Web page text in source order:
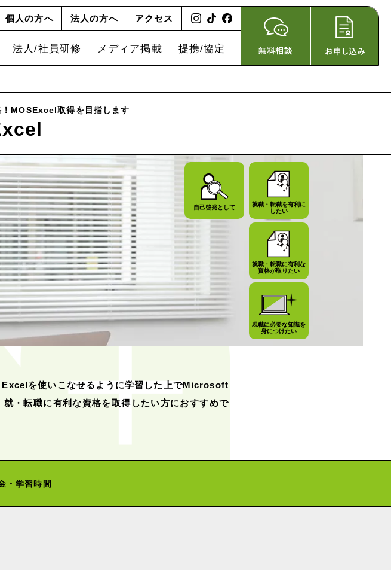
個人の方へ 法人の方へ アクセス
法人/社員研修 メディア掲載 提携/協定
MOSExcel取得を目指します
就職・転職を有利に
したい
就職・転職に有利な
資格が取りたい
現職に必要な知識を
身につけたい
自己啓発として
Excelを使いこなせるように学習した上でMicrosoft
・転職に有利な資格を取得したい方におすすめで
・学習時間